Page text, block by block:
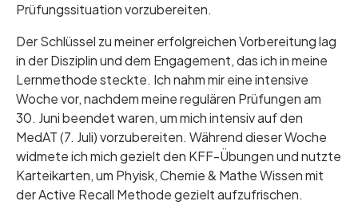
Prüfungssituation vorzubereiten.
Der Schlüssel zu meiner erfolgreichen Vorbereitung lag
in der Disziplin und dem Engagement, das ich in meine
Lernmethode steckte. Ich nahm mir eine intensive
Woche vor, nachdem meine regulären Prüfungen am
30. Juni beendet waren, um mich intensiv auf den
MedAT (7. Juli) vorzubereiten. Während dieser Woche
widmete ich mich gezielt den KFF-Übungen und nutzte
Karteikarten, um Phyisk, Chemie & Mathe Wissen mit
der Active Recall Methode gezielt aufzufrischen.